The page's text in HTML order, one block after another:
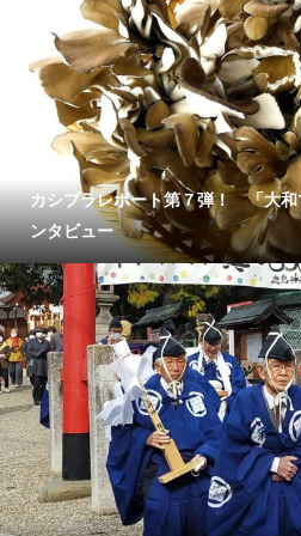
カシプラレポート第７弾！ 「大
ンタビュー